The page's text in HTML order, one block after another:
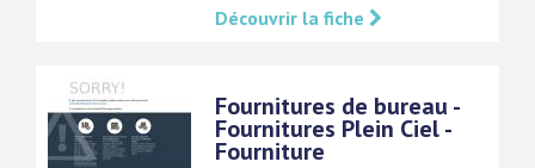
Découvrir la fiche
Fournitures de bureau -
Fournitures Plein Ciel -
Fourniture